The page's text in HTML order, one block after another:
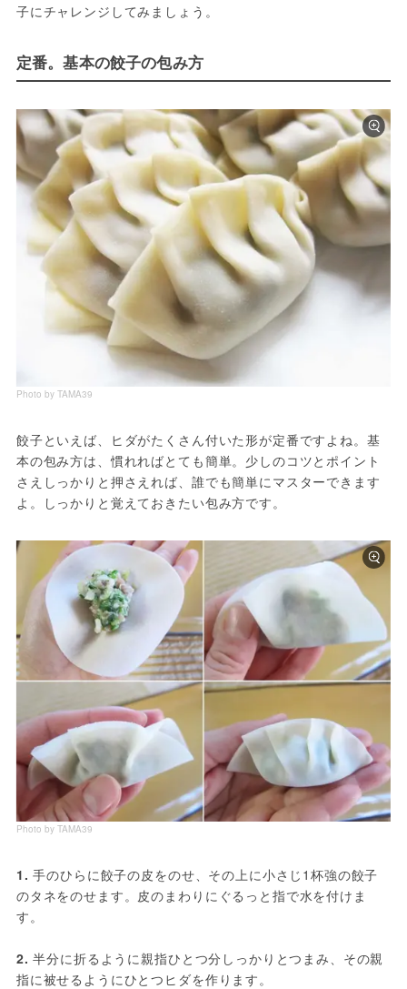
子にチャレンジしてみましょう。
定番。基本の餃子の包み方
Photo by TAMA39
餃子といえば、ヒダがたくさん付いた形が定番ですよね。基
本の包み方は、慣れればとても簡単。少しのコツとポイント
さえしっかりと押さえれば、誰でも簡単にマスターできます
よ。しっかりと覚えておきたい包み方です。
Photo by TAMA39
1. 手のひらに餃子の皮をのせ、その上に小さじ1杯強の餃子
のタネをのせます。皮のまわりにぐるっと指で水を付けま
す。
2. 半分に折るように親指ひとつ分しっかりとつまみ、その親
指に被せるようにひとつヒダを作ります。